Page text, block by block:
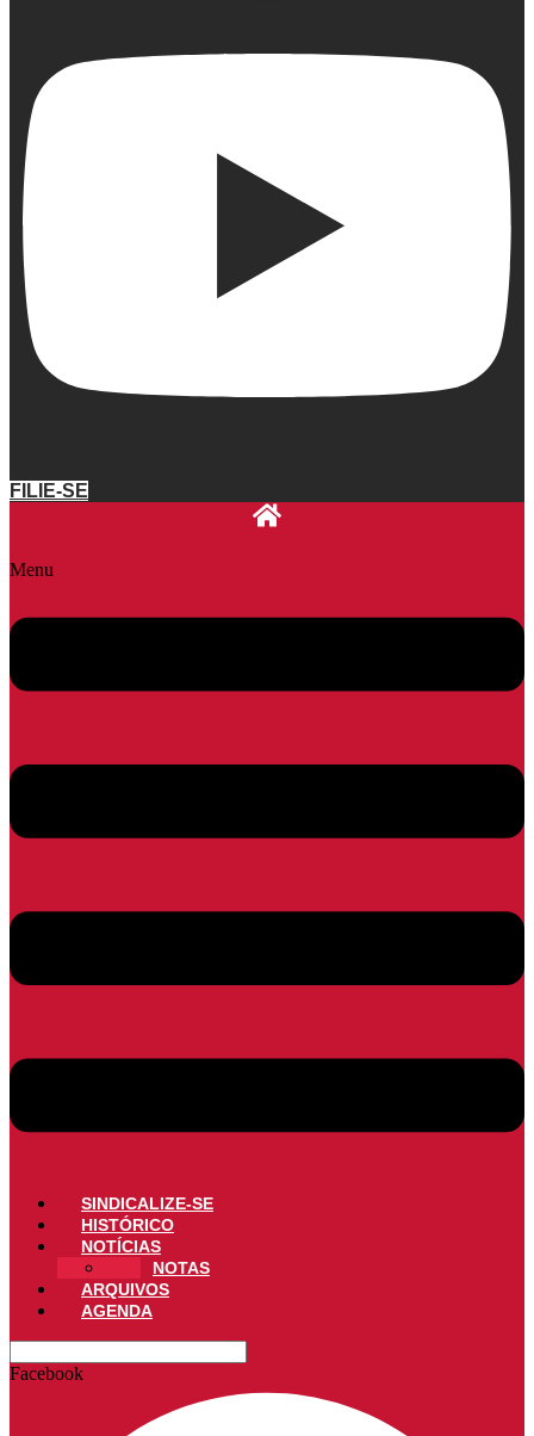
FILIE-SE
Menu
SINDICALIZE-SE
HISTÓRICO
NOTÍCIAS
NOTAS
ARQUIVOS
AGENDA
Facebook